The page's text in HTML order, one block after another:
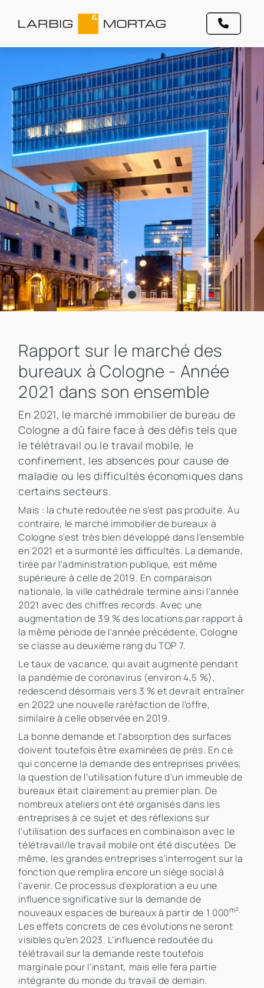
Rapport sur le marché des
bureaux à Cologne - Année
2021 dans son ensemble
En 2021, le marché immobilier de bureau de
Cologne a dû faire face à des défis tels que
le télétravail ou le travail mobile, le
confinement, les absences pour cause de
maladie ou les difficultés économiques dans
certains secteurs.
Mais : la chute redoutée ne s'est pas produite. Au
contraire, le marché immobilier de bureaux à
Cologne s'est très bien développé dans l'ensemble
en 2021 et a surmonté les difficultés. La demande,
tirée par l'administration publique, est même
supérieure à celle de 2019. En comparaison
nationale, la ville cathédrale termine ainsi l'année
2021 avec des chiffres records. Avec une
augmentation de 39 % des locations par rapport à
la même période de l'année précédente, Cologne
se classe au deuxième rang du TOP 7.
Le taux de vacance, qui avait augmenté pendant
la pandémie de coronavirus (environ 4,5 %),
redescend désormais vers 3 % et devrait entraîner
en 2022 une nouvelle raréfaction de l'offre,
similaire à celle observée en 2019.
La bonne demande et l'absorption des surfaces
doivent toutefois être examinées de près. En ce
qui concerne la demande des entreprises privées,
la question de l'utilisation future d'un immeuble de
bureaux était clairement au premier plan. De
nombreux ateliers ont été organisés dans les
entreprises à ce sujet et des réflexions sur
l'utilisation des surfaces en combinaison avec le
télétravail/le travail mobile ont été discutées. De
même, les grandes entreprises s'interrogent sur la
fonction que remplira encore un siège social à
l'avenir. Ce processus d'exploration a eu une
influence significative sur la demande de
nouveaux espaces de bureaux à partir de 1 000m².
Les effets concrets de ces évolutions ne seront
visibles qu'en 2023. L'influence redoutée du
télétravail sur la demande reste toutefois
marginale pour l'instant, mais elle fera partie
intégrante du monde du travail de demain.